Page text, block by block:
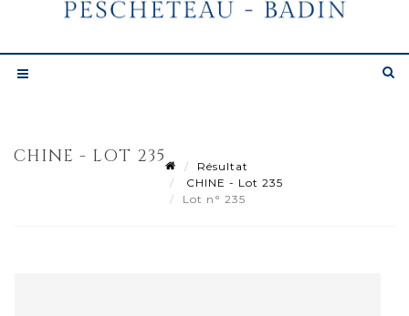
CHINE - LOT 235
Résultat
CHINE - Lot 235
Lot n° 235